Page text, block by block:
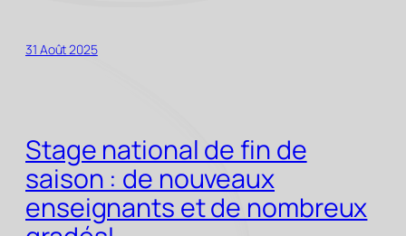
31 Août 2025
Stage national de fin de
saison : de nouveaux
enseignants et de nombreux